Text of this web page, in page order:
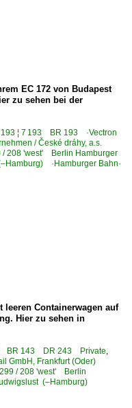
EC 172 von Budapest
zu sehen bei der
193 ¦ 7 193 BR 193 ·Vectron
/ České dráhy, a.s.
/ 208 'west' Berlin Hamburger
·Hamburger Bahn·
leeren Containerwagen auf
Hier zu sehen in
BR 143 DR 243 Private
GmbH, Frankfurt (Oder)
/ 208 'west' Berlin
(–Hamburg)